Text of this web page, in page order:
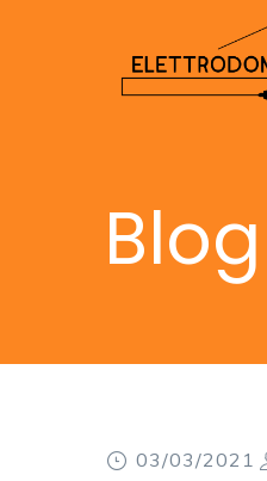
Blog
03/03/2021